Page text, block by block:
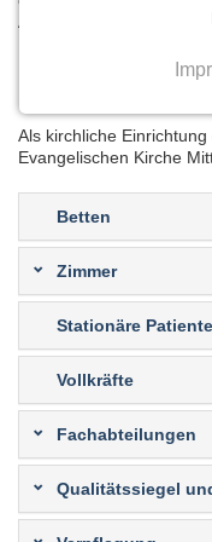
Ausbildungsjahr und
Das St. Georg Klinikum
Als kirchliche
Evangelischen Kirche
Betten
Zimmer
Stationäre
Vollkräfte
Fachabteilungen
Qualitätssiegel
Notwendige
Funktionen und
Name:
cookie_consent
Zweck:
Cookie Laufzeit:
1 Jahr